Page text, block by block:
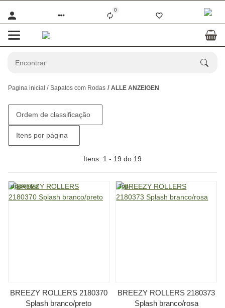
0
Pagina inicial Sapatos com Rodas ALLE ANZEIGEN
Ordem de classificação
Itens por página
Itens 1 - 19 do 19
disponivel
BREEZY ROLLERS 2180370
Splash branco/preto
Top
BREEZY ROLLERS 2180373
Splash branco/rosa